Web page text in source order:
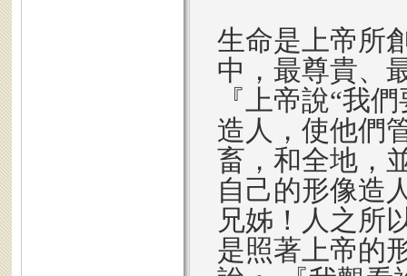
生命是上帝所
中，最尊貴、
『上帝說“我
造人，使他們
畜，和全地，
自己的形像造
兄姊！人之所
是照著上帝的